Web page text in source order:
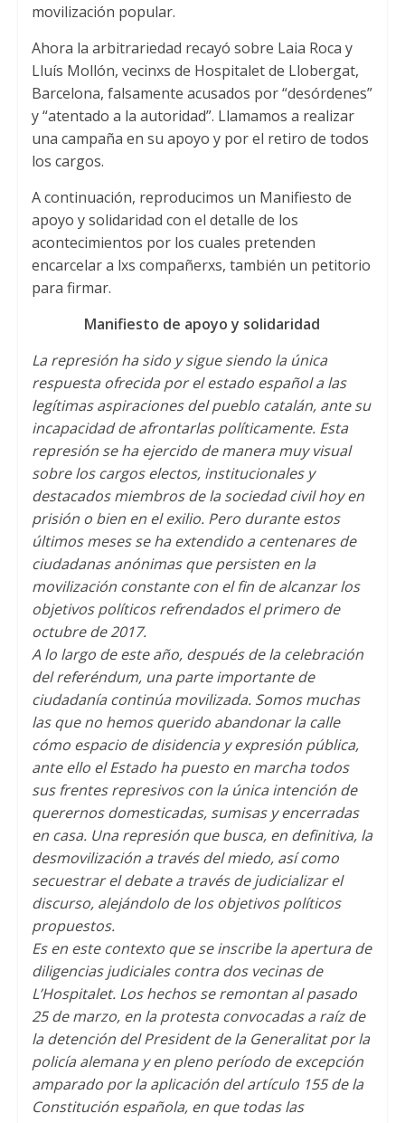
movilización popular.
Ahora la arbitrariedad recayó sobre Laia Roca y
Lluís Mollón, vecinxs de Hospitalet de Llobergat,
Barcelona, falsamente acusados por “desórdenes”
y “atentado a la autoridad”. Llamamos a realizar
una campaña en su apoyo y por el retiro de todos
los cargos.
A continuación, reproducimos un Manifiesto de
apoyo y solidaridad con el detalle de los
acontecimientos por los cuales pretenden
encarcelar a lxs compañerxs, también un petitorio
para firmar.
Manifiesto de apoyo y solidaridad
La represión ha sido y sigue siendo la única
respuesta ofrecida por el estado español a las
legítimas aspiraciones del pueblo catalán, ante su
incapacidad de afrontarlas políticamente. Esta
represión se ha ejercido de manera muy visual
sobre los cargos electos, institucionales y
destacados miembros de la sociedad civil hoy en
prisión o bien en el exilio. Pero durante estos
últimos meses se ha extendido a centenares de
ciudadanas anónimas que persisten en la
movilización constante con el fin de alcanzar los
objetivos políticos refrendados el primero de
octubre de 2017.
A lo largo de este año, después de la celebración
del referéndum, una parte importante de
ciudadanía continúa movilizada. Somos muchas
las que no hemos querido abandonar la calle
cómo espacio de disidencia y expresión pública,
ante ello el Estado ha puesto en marcha todos
sus frentes represivos con la única intención de
querernos domesticadas, sumisas y encerradas
en casa. Una represión que busca, en definitiva, la
desmovilización a través del miedo, así como
secuestrar el debate a través de judicializar el
discurso, alejándolo de los objetivos políticos
propuestos.
Es en este contexto que se inscribe la apertura de
diligencias judiciales contra dos vecinas de
L’Hospitalet. Los hechos se remontan al pasado
25 de marzo, en la protesta convocadas a raíz de
la detención del President de la Generalitat por la
policía alemana y en pleno período de excepción
amparado por la aplicación del artículo 155 de la
Constitución española, en que todas las